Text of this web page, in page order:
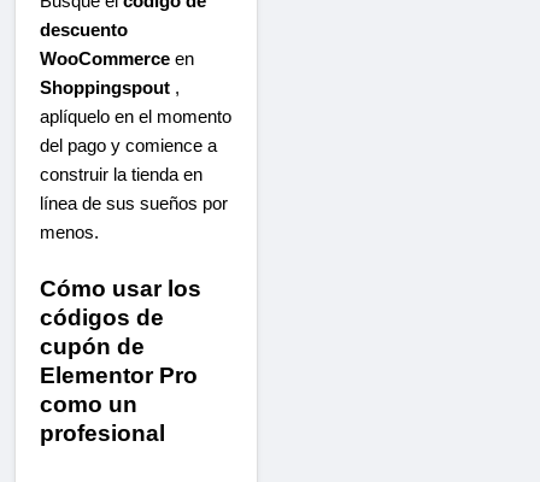
descuento
WooCommerce en
Shoppingspout ,
aplíquelo en el momento
del pago y comience a
construir la tienda en
línea de sus sueños por
menos.
Cómo usar los
códigos de
cupón de
Elementor Pro
como un
profesional